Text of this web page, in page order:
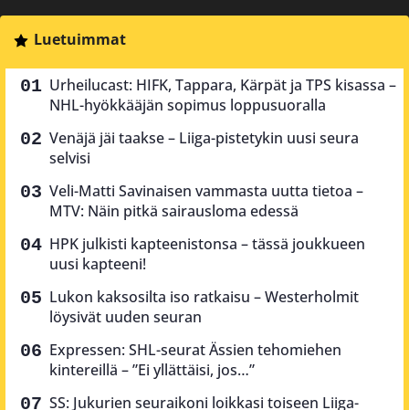
Luetuimmat
Urheilucast: HIFK, Tappara, Kärpät ja TPS kisassa –
NHL-hyökkääjän sopimus loppusuoralla
Venäjä jäi taakse – Liiga-pistetykin uusi seura
selvisi
Veli-Matti Savinaisen vammasta uutta tietoa –
MTV: Näin pitkä sairausloma edessä
HPK julkisti kapteenistonsa – tässä joukkueen
uusi kapteeni!
Lukon kaksosilta iso ratkaisu – Westerholmit
löysivät uuden seuran
Expressen: SHL-seurat Ässien tehomiehen
kintereillä – ”Ei yllättäisi, jos…”
SS: Jukurien seuraikoni loikkasi toiseen Liiga-